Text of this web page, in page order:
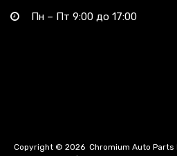
Пн – Пт 9:00 до 17:00
Copyright © 2026 Chromium Auto Parts